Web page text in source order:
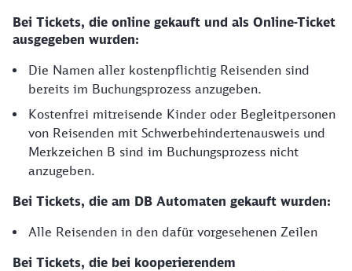
Bei Tickets, die online gekauft und als Online-Ticket
ausgegeben wurden:
Die Namen aller kostenpflichtig Reisenden sind
bereits im Buchungsprozess anzugeben.
Kostenfrei mitreisende Kinder oder Begleitpersonen
von Reisenden mit Schwerbehindertenausweis und
Merkzeichen B sind im Buchungsprozess nicht
anzugeben.
Bei Tickets, die am DB Automaten gekauft wurden:
Alle Reisenden in den dafür vorgesehenen Zeilen
Bei Tickets, die bei kooperierendem